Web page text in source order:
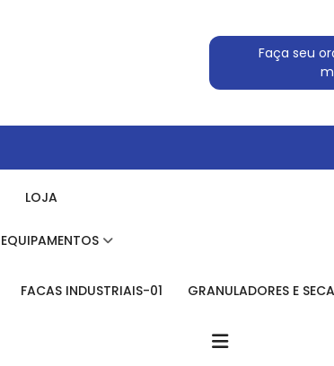
Faça seu
LOJA
EQUIPAMENTOS
FACAS INDUSTRIAIS-01 GRANULADORES E